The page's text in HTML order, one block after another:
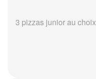
3 pizzas junior au